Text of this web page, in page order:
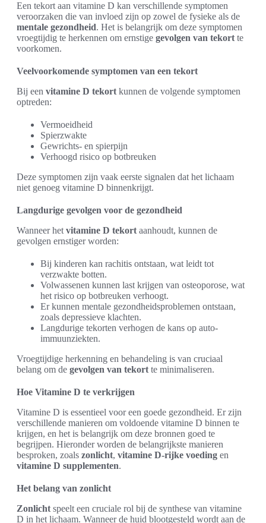
Een tekort aan vitamine D kan verschillende symptomen
veroorzaken die van invloed zijn op zowel de fysieke als de
mentale gezondheid. Het is belangrijk om deze symptomen
vroegtijdig te herkennen om ernstige gevolgen van tekort te
voorkomen.
Veelvoorkomende symptomen van een tekort
Bij een vitamine D tekort kunnen de volgende symptomen
optreden:
Vermoeidheid
Spierzwakte
Gewrichts- en spierpijn
Verhoogd risico op botbreuken
Deze symptomen zijn vaak eerste signalen dat het lichaam
niet genoeg vitamine D binnenkrijgt.
Langdurige gevolgen voor de gezondheid
Wanneer het vitamine D tekort aanhoudt, kunnen de
gevolgen ernstiger worden:
Bij kinderen kan rachitis ontstaan, wat leidt tot
verzwakte botten.
Volwassenen kunnen last krijgen van osteoporose, wat
het risico op botbreuken verhoogt.
Er kunnen mentale gezondheidsproblemen ontstaan,
zoals depressieve klachten.
Langdurige tekorten verhogen de kans op auto-
immuunziekten.
Vroegtijdige herkenning en behandeling is van cruciaal
belang om de gevolgen van tekort te minimaliseren.
Hoe Vitamine D te verkrijgen
Vitamine D is essentieel voor een goede gezondheid. Er zijn
verschillende manieren om voldoende vitamine D binnen te
krijgen, en het is belangrijk om deze bronnen goed te
begrijpen. Hieronder worden de belangrijkste manieren
besproken, zoals zonlicht, vitamine D-rijke voeding en
vitamine D supplementen.
Het belang van zonlicht
Zonlicht speelt een cruciale rol bij de synthese van vitamine
D in het lichaam. Wanneer de huid blootgesteld wordt aan de